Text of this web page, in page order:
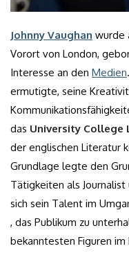
Johnny Vaughan wurde
Vorort von London,
Interesse an den Medien
ermutigte, seine
das University College
der englischen Literatur
Grundlage legte den
Tätigkeiten als
sich sein Talent im
, das Publikum zu
bekanntesten Figuren